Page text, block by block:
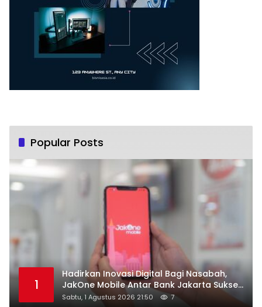
Popular Posts
1
Hadirkan Inovasi Digital Bagi Nasabah,
JakOne Mobile Antar Bank Jakarta Sukses
Raih Digital Excellence Awards 2026
Sabtu, 1 Agustus 2026 21:50 7